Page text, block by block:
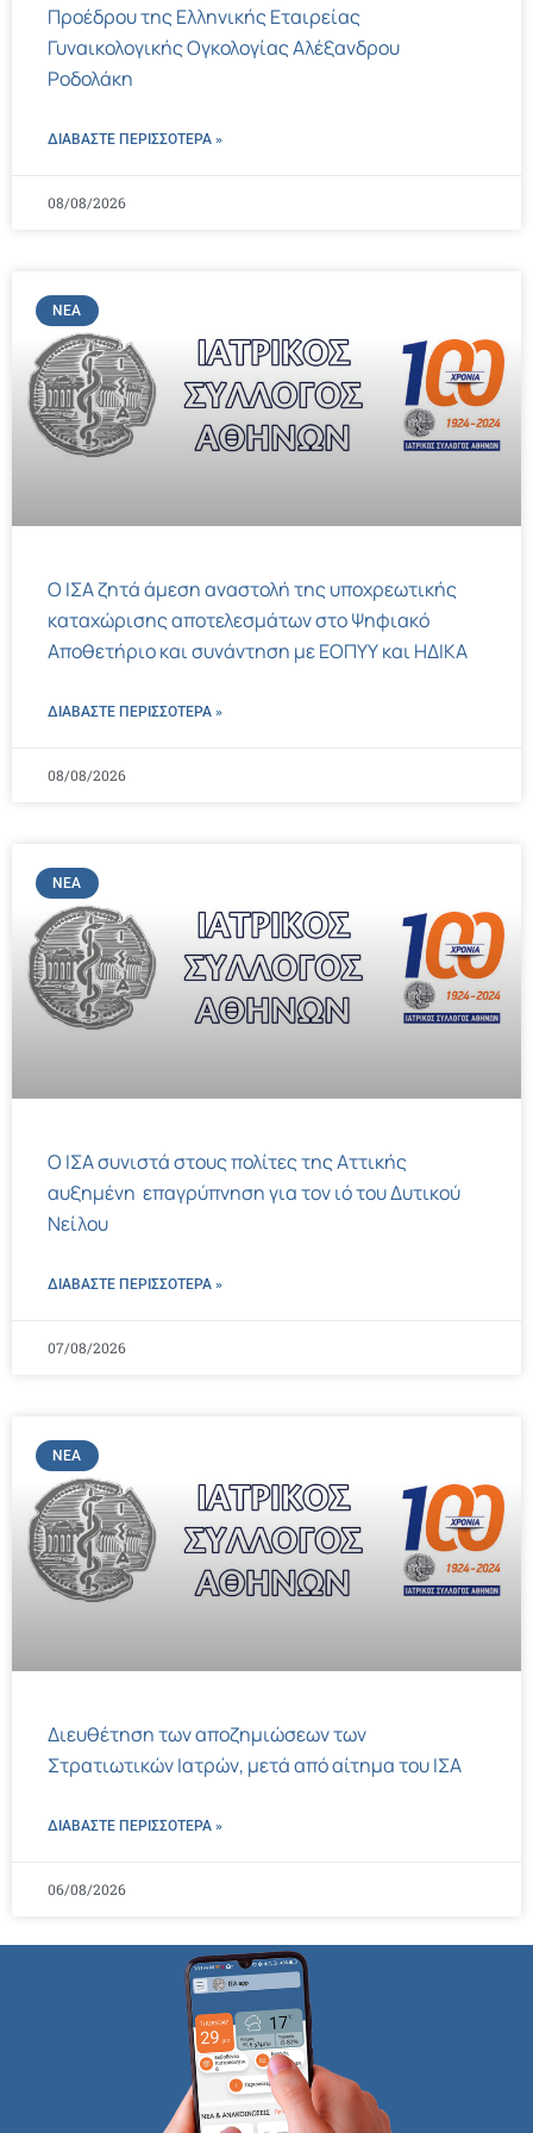
Προέδρου της Ελληνικής Εταιρείας
Γυναικολογικής Ογκολογίας Αλέξανδρου
Ροδολάκη
ΔΙΑΒΑΣΤΕ ΠΕΡΙΣΣΌΤΕΡΑ »
08/08/2026
ΝΈΑ
Ο ΙΣΑ ζητά άμεση αναστολή της υποχρεωτικής
καταχώρισης αποτελεσμάτων στο Ψηφιακό
Αποθετήριο και συνάντηση με ΕΟΠΥΥ και ΗΔΙΚΑ
ΔΙΑΒΑΣΤΕ ΠΕΡΙΣΣΌΤΕΡΑ »
08/08/2026
ΝΈΑ
Ο ΙΣΑ συνιστά στους πολίτες της Αττικής
αυξημένη επαγρύπνηση για τον ιό του Δυτικού
Νείλου
ΔΙΑΒΑΣΤΕ ΠΕΡΙΣΣΌΤΕΡΑ »
07/08/2026
ΝΈΑ
Διευθέτηση των αποζημιώσεων των
Στρατιωτικών Ιατρών, μετά από αίτημα του ΙΣΑ
ΔΙΑΒΑΣΤΕ ΠΕΡΙΣΣΌΤΕΡΑ »
06/08/2026